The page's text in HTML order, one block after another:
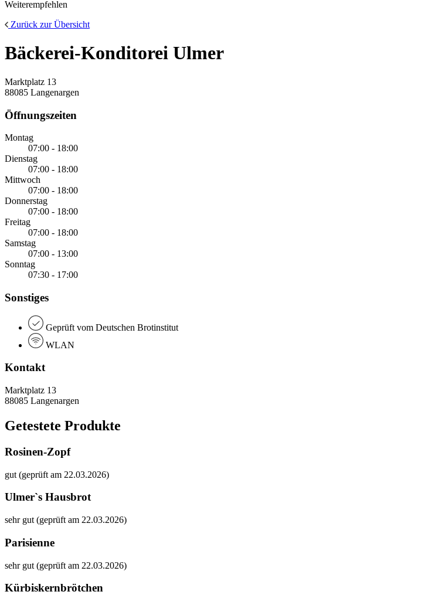
Weiterempfehlen
Zurück zur Übersicht
Bäckerei-Konditorei Ulmer
Marktplatz 13
88085 Langenargen
Öffnungszeiten
Montag
07:00 - 18:00
Dienstag
07:00 - 18:00
Mittwoch
07:00 - 18:00
Donnerstag
07:00 - 18:00
Freitag
07:00 - 18:00
Samstag
07:00 - 13:00
Sonntag
07:30 - 17:00
Sonstiges
Geprüft vom Deutschen Brotinstitut
WLAN
Kontakt
Marktplatz 13
88085 Langenargen
Getestete Produkte
Rosinen-Zopf
gut (geprüft am 22.03.2026)
Ulmer`s Hausbrot
sehr gut (geprüft am 22.03.2026)
Parisienne
sehr gut (geprüft am 22.03.2026)
Kürbiskernbrötchen